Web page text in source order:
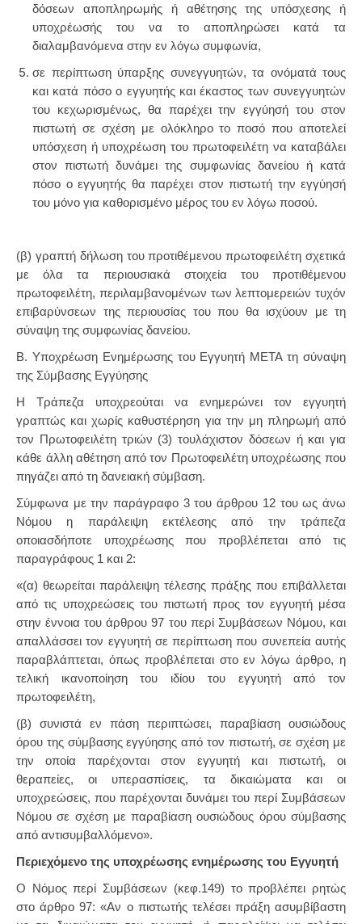
δόσεων αποπληρωμής ή αθέτησης της υπόσχεσης ή
υποχρέωσής του να το αποπληρώσει κατά τα
διαλαμβανόμενα στην εν λόγω συμφωνία,
σε περίπτωση ύπαρξης συνεγγυητών, τα ονόματά τους
και κατά πόσο ο εγγυητής και έκαστος των συνεγγυητών
του κεχωρισμένως, θα παρέχει την εγγύησή του στον
πιστωτή σε σχέση με ολόκληρο το ποσό που αποτελεί
υπόσχεση ή υποχρέωση του πρωτοφειλέτη να καταβάλει
στον πιστωτή δυνάμει της συμφωνίας δανείου ή κατά
πόσο ο εγγυητής θα παρέχει στον πιστωτή την εγγύησή
του μόνο για καθορισμένο μέρος του εν λόγω ποσού.
(β) γραπτή δήλωση του προτιθέμενου πρωτοφειλέτη σχετικά
με όλα τα περιουσιακά στοιχεία του προτιθέμενου
πρωτοφειλέτη, περιλαμβανομένων των λεπτομερειών τυχόν
επιβαρύνσεων της περιουσίας του που θα ισχύουν με τη
σύναψη της συμφωνίας δανείου.
Β. Υποχρέωση Ενημέρωσης του Εγγυητή ΜΕΤΑ τη σύναψη
της Σύμβασης Εγγύησης
Η Τράπεζα υποχρεούται να ενημερώνει τον εγγυητή
γραπτώς και χωρίς καθυστέρηση για την μη πληρωμή από
τον Πρωτοφειλέτη τριών (3) τουλάχιστον δόσεων ή και για
κάθε άλλη αθέτηση από τον Πρωτοφειλέτη υποχρέωσης που
πηγάζει από τη δανειακή σύμβαση.
Σύμφωνα με την παράγραφο 3 του άρθρου 12 του ως άνω
Νόμου η παράλειψη εκτέλεσης από την τράπεζα
οποιασδήποτε υποχρέωσης που προβλέπεται από τις
παραγράφους 1 και 2:
«(α) θεωρείται παράλειψη τέλεσης πράξης που επιβάλλεται
από τις υποχρεώσεις του πιστωτή προς τον εγγυητή μέσα
στην έννοια του άρθρου 97 του περί Συμβάσεων Νόμου, και
απαλλάσσει τον εγγυητή σε περίπτωση που συνεπεία αυτής
παραβλάπτεται, όπως προβλέπεται στο εν λόγω άρθρο, η
τελική ικανοποίηση του ιδίου του εγγυητή από τον
πρωτοφειλέτη,
(β) συνιστά εν πάση περιπτώσει, παραβίαση ουσιώδους
όρου της σύμβασης εγγύησης από τον πιστωτή, σε σχέση με
την οποία παρέχονται στον εγγυητή και πιστωτή, οι
θεραπείες, οι υπερασπίσεις, τα δικαιώματα και οι
υποχρεώσεις, που παρέχονται δυνάμει του περί Συμβάσεων
Νόμου σε σχέση με παραβίαση ουσιώδους όρου σύμβασης
από αντισυμβαλλόμενο».
Περιεχόμενο της υποχρέωσης ενημέρωσης του Εγγυητή
Ο Νόμος περί Συμβάσεων (κεφ.149) το προβλέπει ρητώς
στο άρθρο 97: «Αν ο πιστωτής τελέσει πράξη ασυμβίβαστη